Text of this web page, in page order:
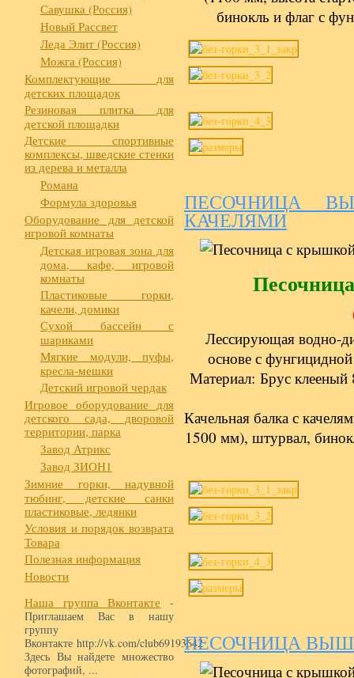
Савушка (Россия)
Новый Рассвет
Леда Элит (Россия)
Можга (Россия)
Комплектующие для
детских площадок
Резиновая плитка для
детской площадки
Детские спортивные
комплексы, шведские стенки
из дерева и металла
Романа
Формула здоровья
Оборудование для детской
игровой комнаты
Детская игровая зона для
дома, кафе, игровой
комнаты
Пластиковые горки,
качели, домики
Сухой бассейн с
шариками
Мягкие модули, пуфы,
кресла-мешки
Детский игровой чердак
Игровое оборудование для
детского сада, дворовой
территории, парка
Завод Атрикс
Завод ЗИОН1
Зимние горки, надувной
тюбинг, детские санки
пластиковые, ледянки
Условия и порядок возврата
Товара
Полезная информация
Новости
Наша группа Вконтакте -
Приглашаем Вас в нашу
группу
Вконтакте http://vk.com/club69193642
Здесь Вы найдете множество
фотографий, ...
бинокль и флаг с
ПЕСОЧНИЦА
КАЧЕЛЯМИ
Лессирующая водно-
основе с
Материал: Брус
Качельная балка с
1500 мм), штурвал,
ПЕСОЧНИЦА